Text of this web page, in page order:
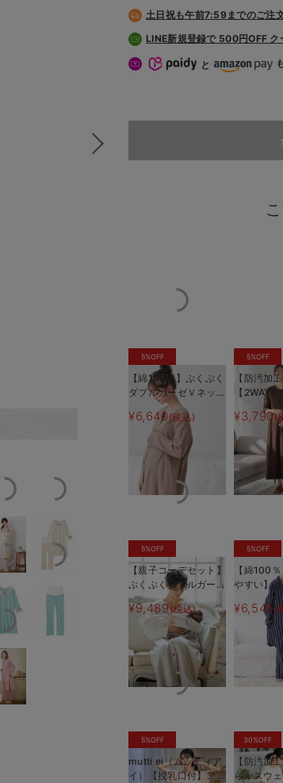
杢グ
土日祝も午前7:59までのご注
LINE新規登録で 500円OFF ク
と
5%OFF
【綿100％】ぷくぷく
ダブルガーゼＶネック
ワンピ＆産前産後使え
るレギンスパジャマ
マタニティ・授乳パジ
ャマ【親子コーデ可】
¥6,640(税込)
5%OFF
【防汚加工
【2WAY
開き長袖
マタニティ
ャマ【産後
る】
¥3,790(
5%OFF
【親子コーデセット】
ぷくぷくダブルガーゼ
Ｖネックワンピ＆産前
産後使えるレギンスパ
ジャマ&2wayオー
ル 出産準備 ギフ
ト マタニティ・産後
¥9,489(税込)
5%OFF
【綿100
やすい】
応パンツ
プダブルガ
¥6,545(
5%OFF
mutti ei（ムッティア
イ）【授乳口付】アイ
30%OFF
【防汚加
らかスウ